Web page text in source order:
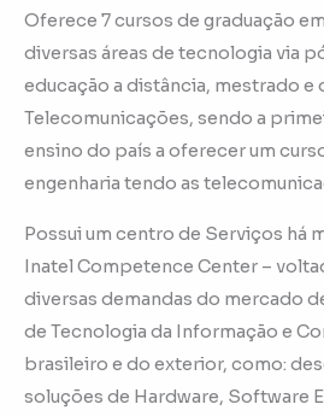
Oferece 7 cursos de graduação
diversas áreas de tecnologia via
educação a distância, mestrado e
Telecomunicações, sendo a
ensino do país a oferecer um
engenharia tendo as
Possui um centro de Serviços há
Inatel Competence Center –
diversas demandas do mercado
de Tecnologia da Informação e
brasileiro e do exterior, como:
soluções de Hardware, Software